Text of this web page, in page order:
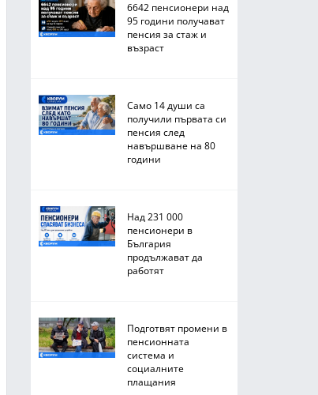
6642 пенсионери над
95 години получават
пенсия за стаж и
възраст
Само 14 души са
получили първата си
пенсия след
навършване на 80
години
Над 231 000
пенсионери в
България
продължават да
работят
Подготвят промени в
пенсионната
система и
социалните
плащания